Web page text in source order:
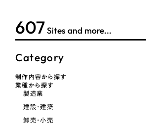
614Sites and more...
Category
制作内容から探す
業種から探す
製造業
建設・建築
卸売・小売